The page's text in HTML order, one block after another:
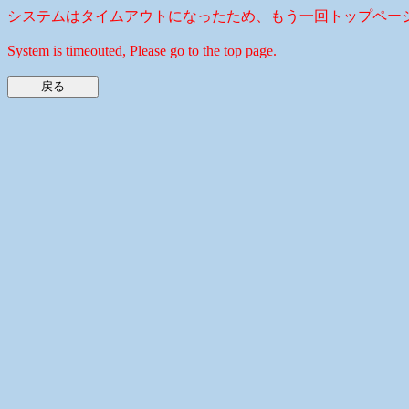
システムはタイムアウトになったため、もう一回トップペー
System is timeouted, Please go to the top page.